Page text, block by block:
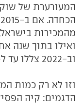
המעורערת של
ואילו בתוך שנה
וב-2022 צללו עד ל-13% בלבד.
וזו לא רק כמות
הדגמים: קיה